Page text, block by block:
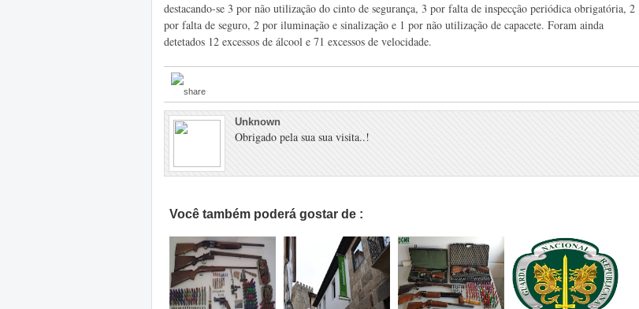
destacando-se 3 por não utilização do cinto de segurança, 3 por falta de inspecção periódica obrigatória, 2
por falta de seguro, 2 por iluminação e sinalização e 1 por não utilização de capacete. Foram ainda
detetados 12 excessos de álcool e 71 excessos de velocidade.
Unknown
Obrigado pela sua sua visita..!
Você também poderá gostar de :